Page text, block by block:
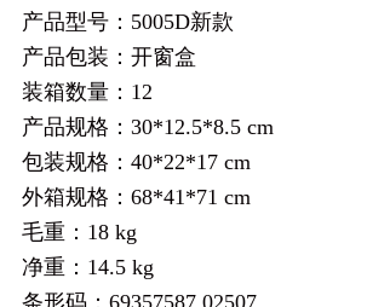
产品型号：5005D新款
产品包装：开窗盒
装箱数量：12
产品规格：30*12.5*8.5 cm
包装规格：40*22*17 cm
外箱规格：68*41*71 cm
毛重：18 kg
净重：14.5 kg
条形码：69357587 02507